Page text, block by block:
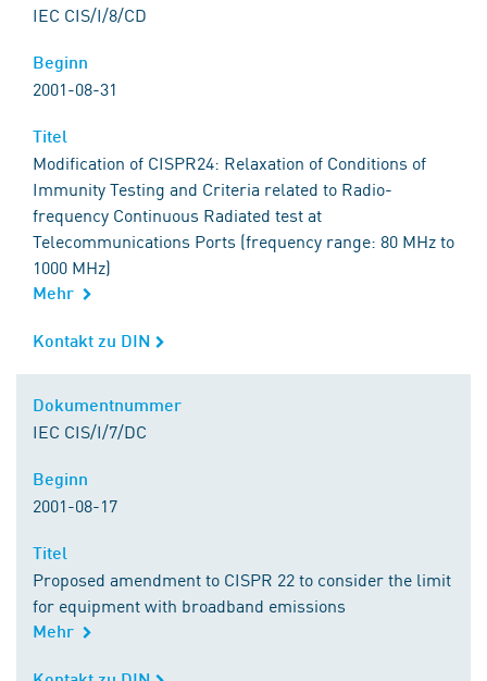
IEC CIS/I/8/CD
Beginn
2001-08-31
Titel
Modification of CISPR24: Relaxation of Conditions of
Immunity Testing and Criteria related to Radio-
frequency Continuous Radiated test at
Telecommunications Ports (frequency range: 80 MHz to
1000 MHz)
Mehr
Kontakt zu DIN
Kontakt zu DIN
Dokumentnummer
IEC CIS/I/7/DC
Beginn
2001-08-17
Titel
Proposed amendment to CISPR 22 to consider the limit
for equipment with broadband emissions
Mehr